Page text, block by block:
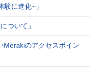
に進化~」
ついて」
Merakiのアクセスポイン